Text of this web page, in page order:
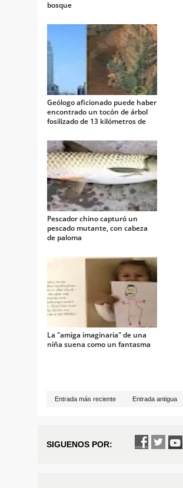
bosque
Geólogo aficionado puede haber
encontrado un tocón de árbol
fosilizado de 13 kilómetros de
Pescador chino capturó un
pescado mutante, con cabeza
de paloma
La "amiga imaginaria" de una
niña suena como un fantasma
Entrada más reciente Entrada antigua
SIGUENOS POR: